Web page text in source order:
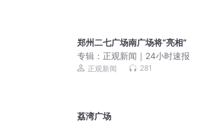
郑州二七广场南广场将“亮相”
专辑： 正观新闻｜24小时速报
正观新闻 281
荔湾广场